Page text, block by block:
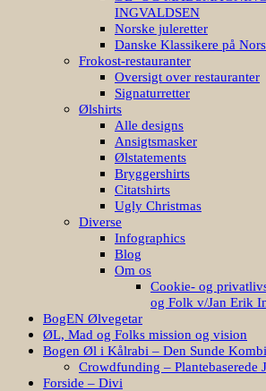
INGVALDSEN
Norske juleretter
Danske Klassikere på
Frokost-restauranter
Oversigt over restauranter
Signaturretter
Ølshirts
Alle designs
Ansigtsmasker
Ølstatements
Bryggershirts
Citatshirts
Ugly Christmas
Diverse
Infographics
Blog
Om os
Cookie- og
og Folk v/Jan Erik
BogEN Ølvegetar
ØL, Mad og Folks mission og vision
Bogen Øl i Kålrabi – Den Sunde
Crowdfunding – Plantebaserede
Forside – Divi